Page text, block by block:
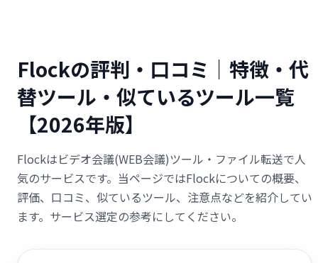
Flockの評判・口コミ｜特徴・代
替ツール・似ているツール一覧
【2026年版】
Flockはビデオ会議(WEB会議)ツール・ファイル転送で人
気のサービスです。当ページではFlockについての概要、
評価、口コミ、似ているツール、注意点などを紹介してい
ます。サービス選定の参考にしてください。